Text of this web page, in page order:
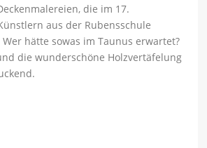
die im 17.
aus der Rubensschule
hätte sowas im Taunus erwartet?
die wunderschöne Holzvertäfelung